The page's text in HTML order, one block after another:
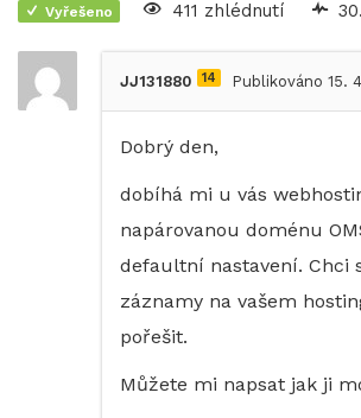
Vyřešeno 411 zhlédnutí
JJ131880 14 Publikováno 15.
Dobrý den,
dobíhá mi u vás
napárovanou doménu
defaultní nastavení. Chci
záznamy na vašem
pořešit.
Můžete mi napsat jak ji